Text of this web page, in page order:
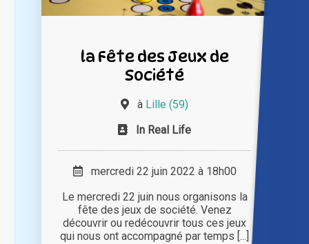
la Fête des Jeux de
Société
à Lille (59)
In Real Life
mercredi 22 juin 2022 à 18h00
Le mercredi 22 juin nous organisons la
fête des jeux de société. Venez
découvrir ou redécouvrir tous ces jeux
qui nous ont accompagné par temps [...]